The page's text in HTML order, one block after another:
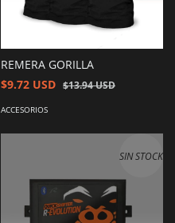
REMERA GORILLA
$9.72 USD $13.94 USD
ACCESORIOS
SIN STOCK